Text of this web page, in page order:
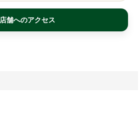
店舗へのアクセス